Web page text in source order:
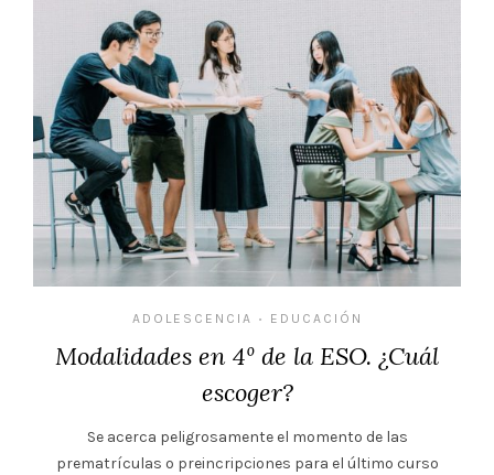
ADOLESCENCIA • EDUCACIÓN
Modalidades en 4º de la ESO. ¿Cuál
escoger?
Se acerca peligrosamente el momento de las
prematrículas o preincripciones para el último curso